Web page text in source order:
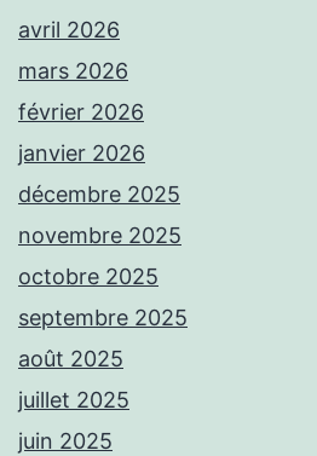
avril 2026
mars 2026
février 2026
janvier 2026
décembre 2025
novembre 2025
octobre 2025
septembre 2025
août 2025
juillet 2025
juin 2025